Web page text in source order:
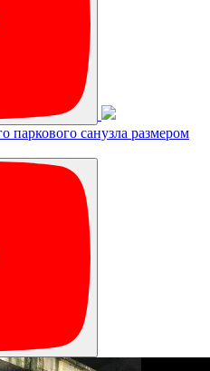
паркового санузла размером